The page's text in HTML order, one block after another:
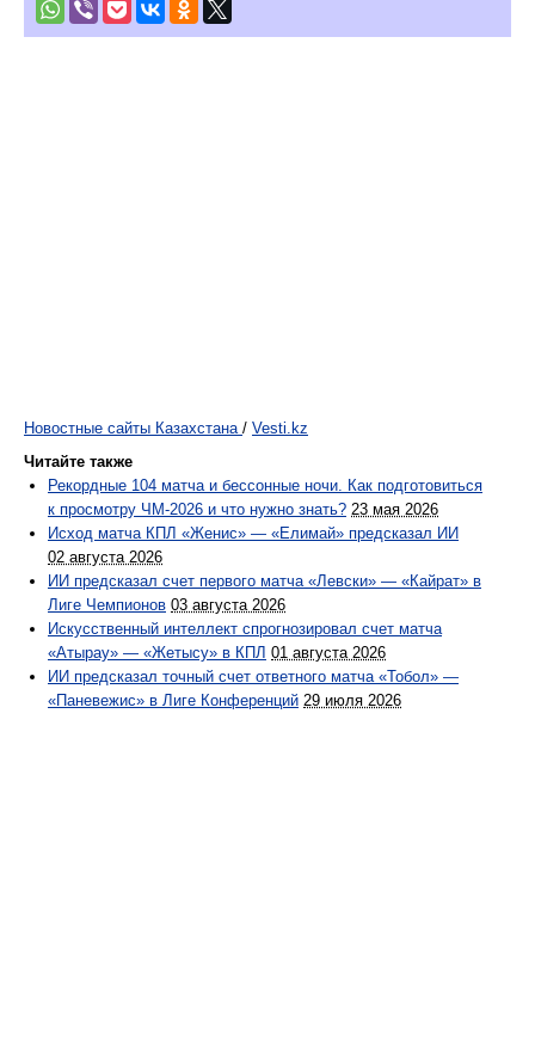
Новостные сайты Казахстана / Vesti.kz
Читайте также
Рекордные 104 матча и бессонные ночи. Как подготовиться
к просмотру ЧМ-2026 и что нужно знать? 23 мая 2026
Исход матча КПЛ «Женис» — «Елимай» предсказал ИИ
02 августа 2026
ИИ предсказал счет первого матча «Левски» — «Кайрат» в
Лиге Чемпионов 03 августа 2026
Искусственный интеллект спрогнозировал счет матча
«Атырау» — «Жетысу» в КПЛ 01 августа 2026
ИИ предсказал точный счет ответного матча «Тобол» —
«Паневежис» в Лиге Конференций 29 июля 2026